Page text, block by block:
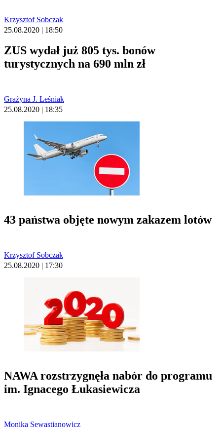
Krzysztof Sobczak
25.08.2020 | 18:50
ZUS wydał już 805 tys. bonów
turystycznych na 690 mln zł
Grażyna J. Leśniak
25.08.2020 | 18:35
43 państwa objęte nowym zakazem lotów
Krzysztof Sobczak
25.08.2020 | 17:30
NAWA rozstrzygnęła nabór do programu
im. Ignacego Łukasiewicza
Monika Sewastianowicz